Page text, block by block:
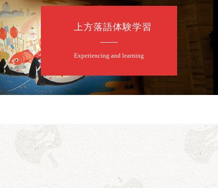
眞／笑福亭仁福／幸助福助（漫才）／桂春若
上方落語体験学習
Experiencing and learning